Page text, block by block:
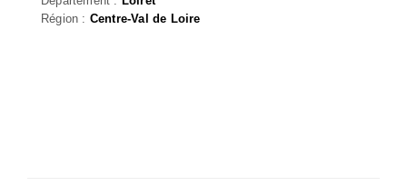
Région : Centre-Val de Loire